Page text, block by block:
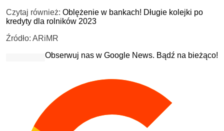
Czytaj również: Oblężenie w bankach! Długie kolejki po
kredyty dla rolników 2023
Źródło: ARiMR
Obserwuj nas w Google News. Bądź na bieżąco!